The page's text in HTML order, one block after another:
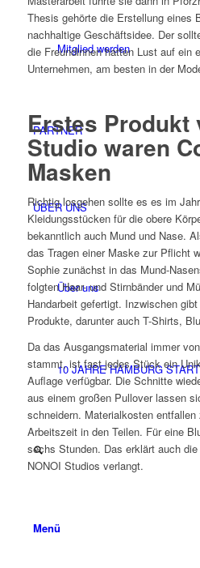
Mitglied werden
PARTNER
ÜBER UNS
Über uns
10 JAHRE HAMBURG
Menü
Thesis gehörte die Erstellung eines
nachhaltige Geschäftsidee. Der
die Freundinnen hatten Lust auf ein
Unternehmen, am besten in der
Erstes Produkt
Studio waren
Masken
Richtig losgehen sollte es es im
Kleidungsstücken für die obere
bekanntlich auch Mund und Nase.
das Tragen einer Maske zur Pflicht
Sophie zunächst in das Mund-
folgten Haar- und Stirnbänder und
Handarbeit gefertigt. Inzwischen
Produkte, darunter auch T-Shirts,
Da das Ausgangsmaterial immer
stammt, ist fast jedes Stück ein
Auflage verfügbar. Die Schnitte
aus einem großen Pullover lassen
schneidern. Materialkosten
Arbeitszeit in den Teilen. Für eine
sechs Stunden. Das erklärt auch
NONOI Studios verlangt.